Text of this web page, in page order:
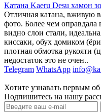
Катана Kaeru Desu хамон
Отличная катана, вживую
фото. Более чем
видно слои стали,
киссаки, обух домиком
плотная обмотка рукояти
недостаток это не очен..
Telegram WhatsApp
Хотите узнавать первым
Подпишитесь на нашу